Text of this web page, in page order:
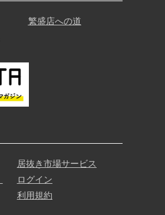
繁盛店への道
居抜き市場サービス
ログイン
利用規約